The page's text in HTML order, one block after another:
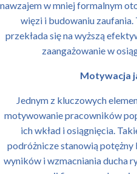
nawzajem w mniej formalnym
więzi i budowaniu zaufania.
przekłada się na wyższą
zaangażowanie w
Motywacja
Jednym z kluczowych
motywowanie pracowników
ich wkład i osiągnięcia.
podróżnicze stanowią potężny
wyników i wzmacniania ducha